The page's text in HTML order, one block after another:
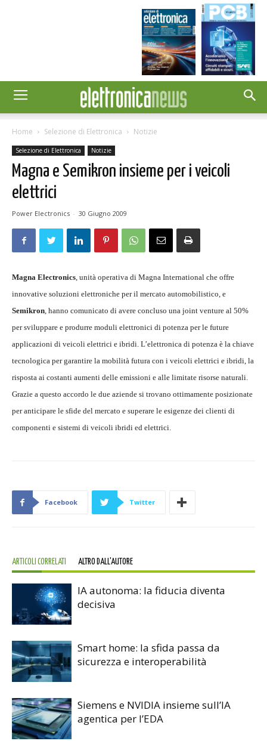
Home Selezione di Elettronica Notizie
Selezione di Elettronica Notizie
Magna e Semikron insieme per i veicoli
elettrici
Power Electronics - 30 Giugno 2009
Magna Electronics, unità operativa di Magna International che offre
innovative soluzioni elettroniche per il mercato automobilistico, e
Semikron, hanno comunicato di avere concluso una joint venture al 50%
per sviluppare e produrre moduli elettronici di potenza per le future
applicazioni di veicoli elettrici e ibridi. L’elettronica di potenza è la chiave
tecnologica per garantire la mobilità futura con i veicoli elettrici e ibridi, la
risposta ai costanti aumenti delle emissioni e alle limitate risorse naturali.
Grazie a questo accordo le due aziende si trovano ottimamente posizionate
per anticipare le sfide del mercato e superare le esigenze dei clienti di
componenti e sistemi di veicoli ibridi ed elettrici.
Facebook Twitter
ARTICOLI CORRELATI ALTRO DALL'AUTORE
IA autonoma: la fiducia diventa
decisiva
Smart home: la sfida passa da
sicurezza e interoperabilità
Siemens e NVIDIA insieme sull’IA
agentica per l’EDA